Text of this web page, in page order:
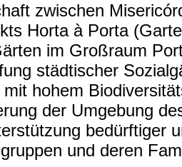
zwischen
Horta à Porta
im Großraum
städtischer
mit hohem
der Umgebung
bedürftiger
und deren